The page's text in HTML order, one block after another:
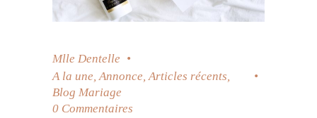
Mlle Dentelle
A la une,Annonce,Articles récents,
Blog Mariage
0 Commentaires